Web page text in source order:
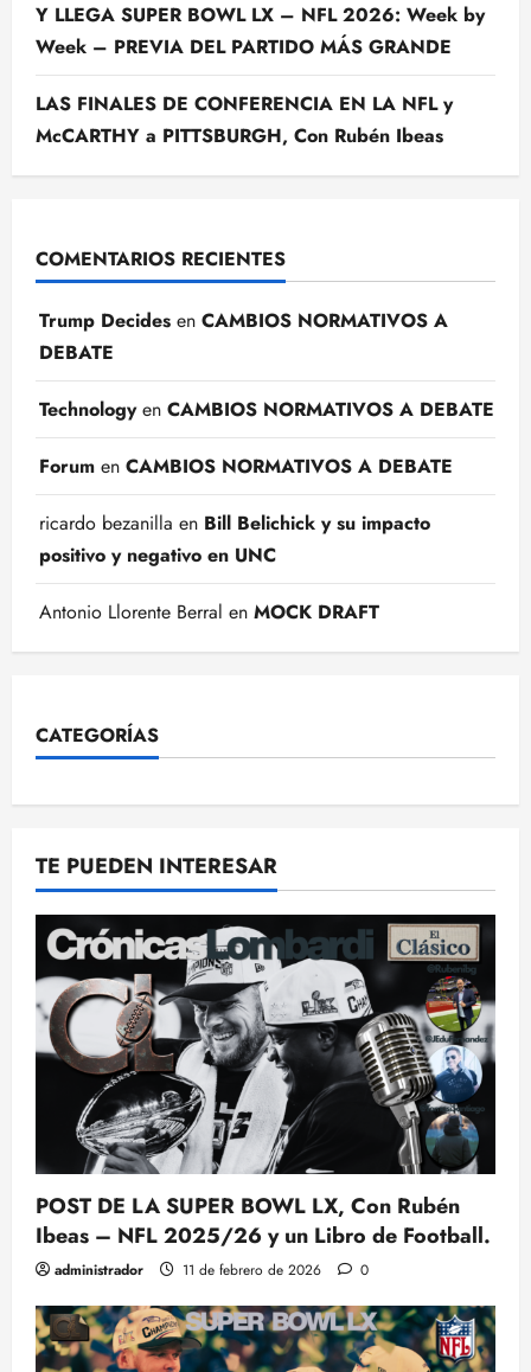
Y LLEGA SUPER BOWL LX – NFL 2026: Week by
Week – PREVIA DEL PARTIDO MÁS GRANDE
LAS FINALES DE CONFERENCIA EN LA NFL y
McCARTHY a PITTSBURGH, Con Rubén Ibeas
COMENTARIOS RECIENTES
Trump Decides en CAMBIOS NORMATIVOS A
DEBATE
Technologyen CAMBIOS NORMATIVOS A DEBATE
Forum en CAMBIOS NORMATIVOS A DEBATE
ricardo bezanilla en Bill Belichick y su impacto
positivo y negativo en UNC
Antonio Llorente Berral en MOCK DRAFT
CATEGORÍAS
TE PUEDEN INTERESAR
POST DE LA SUPER BOWL LX, Con Rubén
Ibeas – NFL 2025/26 y un Libro de Football.
administrador 11 de febrero de 2026 0